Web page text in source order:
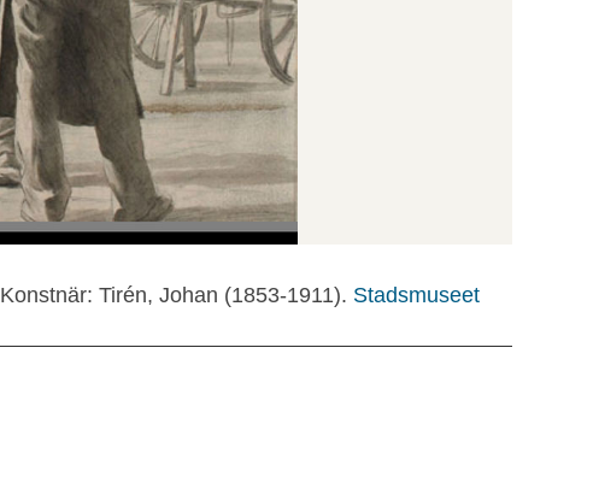
Konstnär: Tirén, Johan (1853-1911). Stadsmuseet